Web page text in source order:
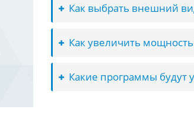
Как выбрать внешний
Как увеличить
Какие программы будут